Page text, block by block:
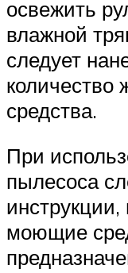
освежить
влажной
следует
средства.
При
пылесоса
инструкции,
моющие